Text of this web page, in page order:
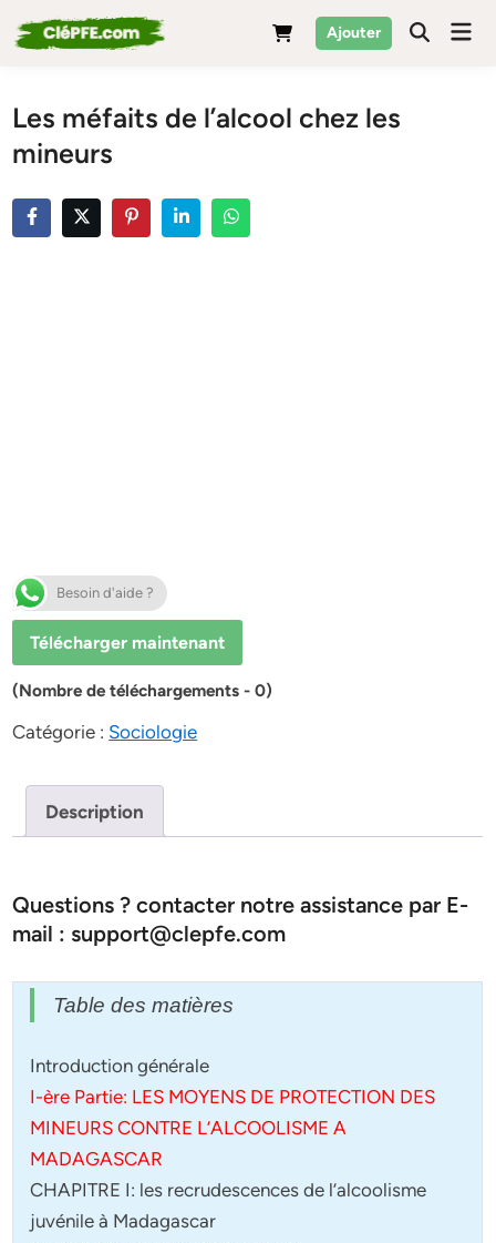
to
Ajouter
Les méfaits de l’alcool chez les
mineurs
Besoin d'aide ?
Télécharger maintenant
(Nombre de téléchargements - 0)
Catégorie : Sociologie
Description
Questions ? contacter notre assistance par E-
mail : support@clepfe.com
Table des matières
Introduction générale
I-ère Partie: LES MOYENS DE PROTECTION DES
MINEURS CONTRE L’ALCOOLISME A
MADAGASCAR
CHAPITRE I: les recrudescences de l’alcoolisme
juvénile à Madagascar